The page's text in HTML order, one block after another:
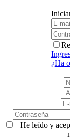
¿Ha
He leído y